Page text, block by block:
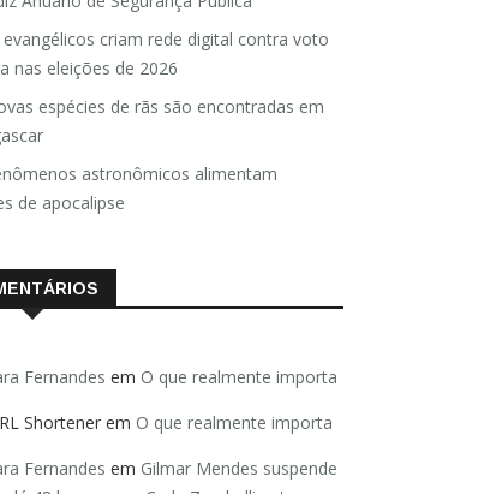
evangélicos criam rede digital contra voto
nas eleições de 2026
espécies de rãs são encontradas em
astronômicos alimentam
de apocalipse
Fernandes em O que realmente importa
Shortener em O que realmente importa
Fernandes em Gilmar Mendes suspende